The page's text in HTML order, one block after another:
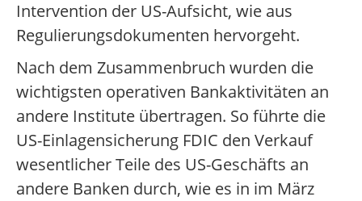
Intervention der US-Aufsicht, wie aus
Regulierungsdokumenten hervorgeht.
Nach dem Zusammenbruch wurden die
wichtigsten operativen Bankaktivitäten an
andere Institute übertragen. So führte die
US-Einlagensicherung FDIC den Verkauf
wesentlicher Teile des US-Geschäfts an
andere Banken durch, wie es in im März